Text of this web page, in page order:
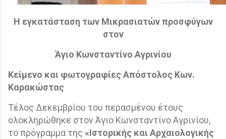
Η εγκατάσταση των Μικρασιατών προσφύγων
στον
Άγιο Κωνσταντίνο Αγρινίου
Κείμενο και φωτογραφίες Απόστολος Κων.
Καρακώστας
Τέλος Δεκεμβρίου του περασμένου έτους
ολοκληρώθηκε στον Άγιο Κωνσταντίνο Αγρινίου,
το πρόγραμμα της «Ιστορικής και Αρχαιολογικής